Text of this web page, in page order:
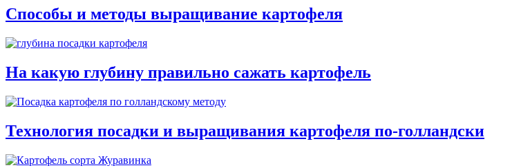
Способы и методы выращивание картофеля
На какую глубину правильно сажать картофель
Технология посадки и выращивания картофеля по-голландски